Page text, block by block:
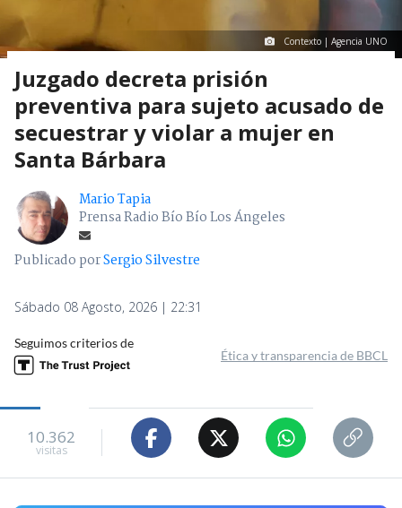
Contexto | Agencia UNO
Juzgado decreta prisión
preventiva para sujeto acusado de
secuestrar y violar a mujer en
Santa Bárbara
Mario Tapia
Prensa Radio Bío Bío Los Ángeles
Publicado porSergio Silvestre
Sábado 08 Agosto, 2026 | 22:31
Seguimos criterios de
Ética y transparencia de BBCL
10.362
visitas